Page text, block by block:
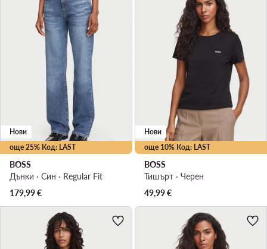
още 25% Код: LAST
Нови
BOSS
Дънки · Син · Regular Fit
179,99€
още 10% Код: LAST
Нови
BOSS
Тишърт · Черен
49,99€